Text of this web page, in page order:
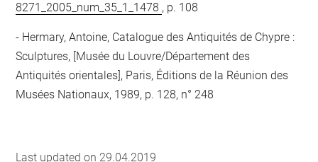
8271_2005_num_35_1_1478 , p. 108
Hermary, Antoine, Catalogue des Antiquités de Chypre :
Sculptures, [Musée du Louvre/Département des
Antiquités orientales], Paris, Éditions de la Réunion des
Musées Nationaux, 1989, p. 128, n° 248
Last updated on 29.04.2019